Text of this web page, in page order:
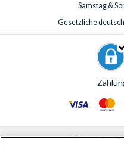
Samstag &
Gesetzliche
©